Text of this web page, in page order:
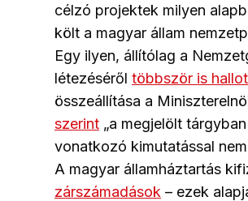
célzó projektek milyen
költ a magyar állam
Egy ilyen, állítólag a
létezéséről többször is
összeállítása a
szerint „a megjelölt
vonatkozó kimutatással
A magyar államháztartás
zárszámadások – ezek